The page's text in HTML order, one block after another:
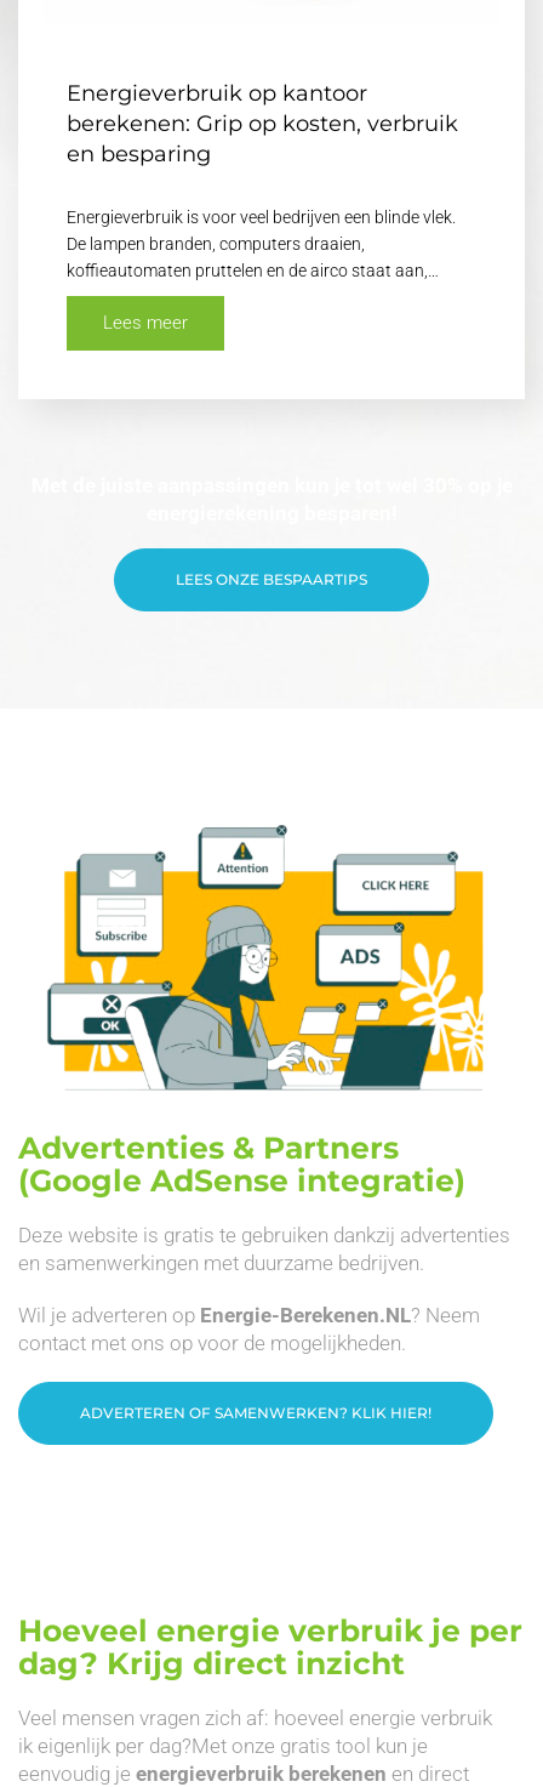
Energieverbruik op kantoor
berekenen: Grip op kosten, verbruik
en besparing
Energieverbruik is voor veel bedrijven een blinde vlek.
De lampen branden, computers draaien,
koffieautomaten pruttelen en de airco staat aan,…
Lees meer
LEES ONZE BESPAARTIPS
Advertenties & Partners
(Google AdSense integratie)
Deze website is gratis te gebruiken dankzij advertenties
en samenwerkingen met duurzame bedrijven.
Wil je adverteren op Energie-Berekenen.NL? Neem
contact met ons op voor de mogelijkheden.
ADVERTEREN OF SAMENWERKEN? KLIK HIER!
Hoeveel energie verbruik je per
dag? Krijg direct inzicht
Veel mensen vragen zich af: hoeveel energie verbruik
ik eigenlijk per dag?Met onze gratis tool kun je
eenvoudig je energieverbruik berekenen en direct